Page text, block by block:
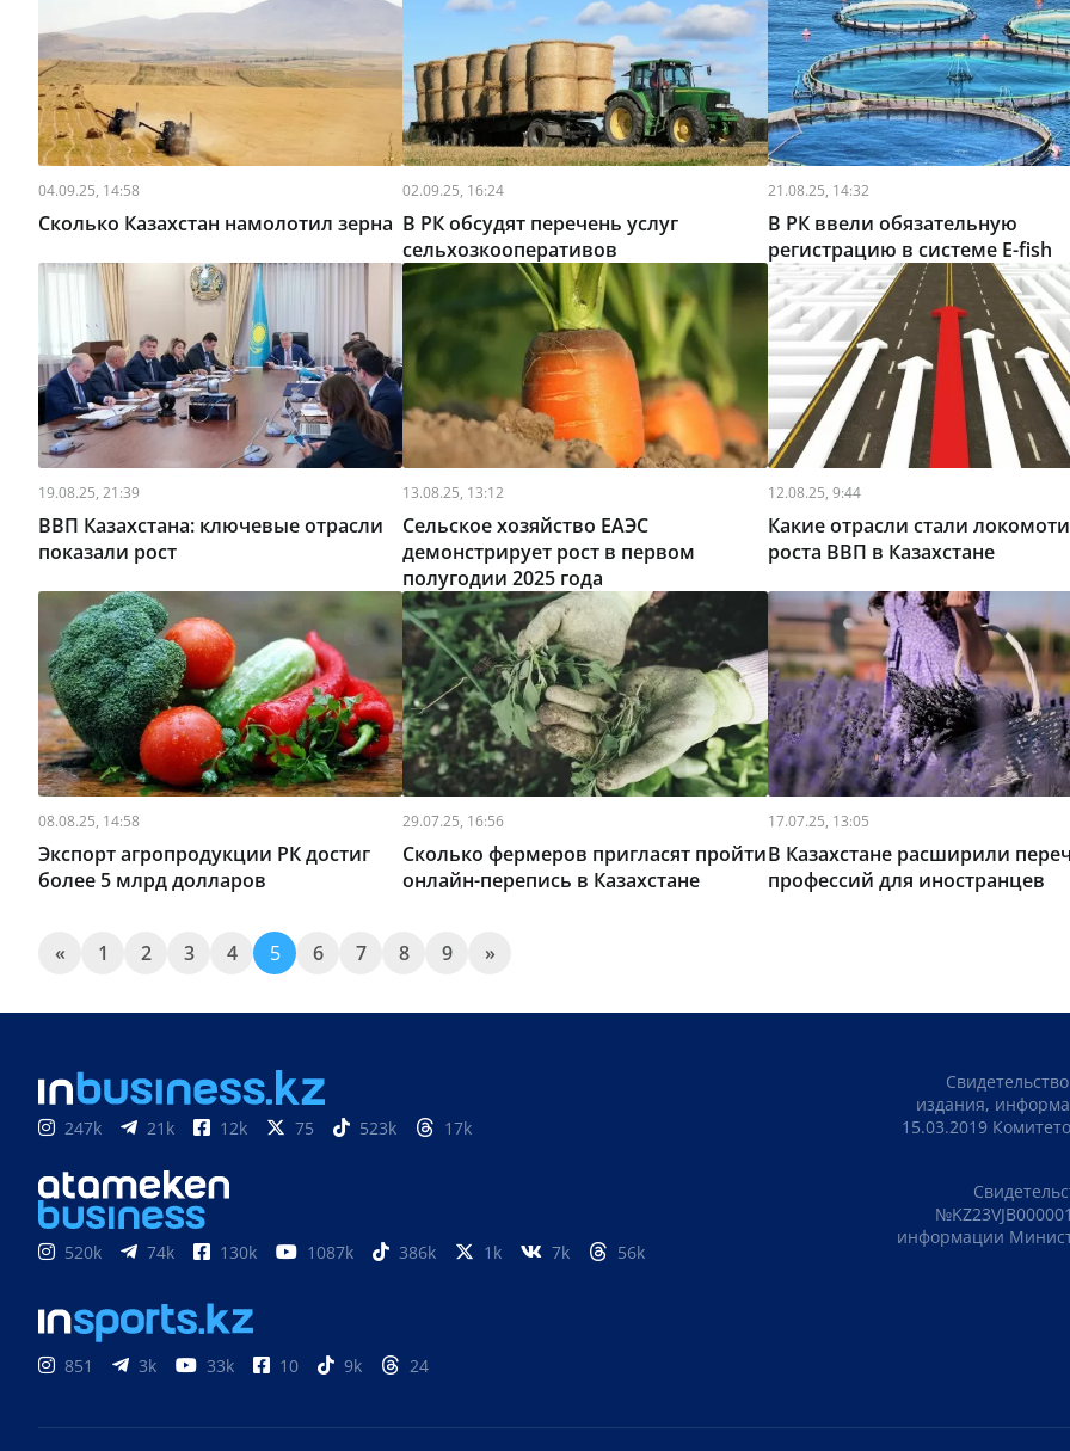
04.09.25, 14:58
Сколько Казахстан намолотил зерна
02.09.25, 16:24
В РК обсудят перечень услуг
сельхозкооперативов
21.08.25, 14:32
В РК ввели обязательную
регистрацию в системе E-fish
19.08.25, 21:39
ВВП Казахстана: ключевые отрасли
показали рост
13.08.25, 13:12
Сельское хозяйство ЕАЭС
демонстрирует рост в первом
полугодии 2025 года
12.08.25, 9:44
Какие отрасли стали
роста ВВП в Казахстане
08.08.25, 14:58
Экспорт агропродукции РК достиг
более 5 млрд долларов
29.07.25, 16:56
Сколько фермеров пригласят пройти
онлайн-перепись в Казахстане
17.07.25, 13:05
В Казахстане расширили
профессий для иностранцев
« 1 2 3 4 5 6 7 8 9 »
247k 21k 12k 75 523k 17k
520k 74k 130k 1087k 386k 1k 7k 56k
851 3k 33k 10 9k 24
издания,
15.03.2019
информации